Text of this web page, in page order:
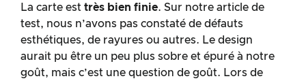
La carte est très bien finie. Sur notre article de
test, nous n’avons pas constaté de défauts
esthétiques, de rayures ou autres. Le design
aurait pu être un peu plus sobre et épuré à notre
goût, mais c’est une question de goût. Lors de